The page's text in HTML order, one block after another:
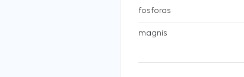
fosforas
magnis